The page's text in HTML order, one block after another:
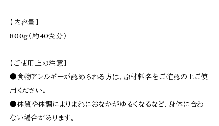
【内容量】
800g（約40食分）
【ご使用上の注意】
●食物アレルギーが認められる方は、原材料名をご確認の上ご使
用ください。
●体質や体調によりまれにおなかがゆるくなるなど、身体に合わ
ない場合があります。